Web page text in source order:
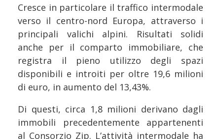
Cresce in particolare il traffico intermodale
verso il centro-nord Europa, attraverso i
principali valichi alpini. Risultati solidi
anche per il comparto immobiliare, che
registra il pieno utilizzo degli spazi
disponibili e introiti per oltre 19,6 milioni
di euro, in aumento del 13,43%.
Di questi, circa 1,8 milioni derivano dagli
immobili precedentemente appartenenti
al Consorzio Zip. L’attività intermodale ha